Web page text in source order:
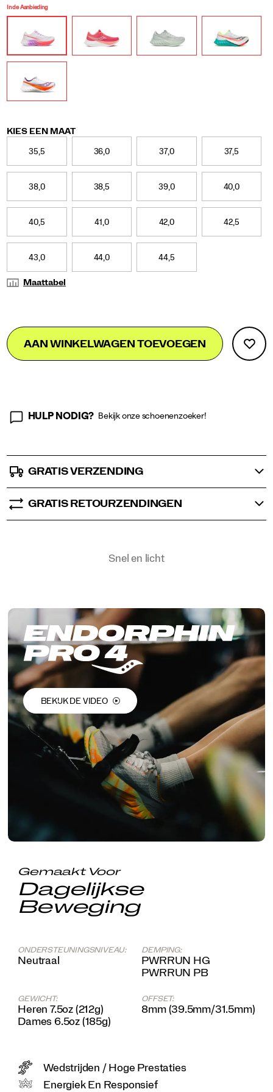
In de Aanbieding
Variations
KIES EEN MAAT
35,5 36,0 37,0 37,5
38,0 38,5 39,0 40,0
40,5 41,0 42,0 42,5
43,0 44,0 44,5
Maattabel
Product
Actions
Add
to
cart
false
AAN WINKELWAGEN TOEVOEGEN
HULP NODIG? Bekijk onze schoenenzoeker!
GRATIS VERZENDING
GRATIS RETOURZENDINGEN
Snel en licht
BEKIJK DE VIDEO
Gemaakt Voor
Dagelijkse
Beweging
ONDERSTEUNINGSNIVEAU:
Neutraal
DEMPING:
PWRRUN HG
PWRRUN PB
GEWICHT:
Heren 7.5oz (212g)
Dames 6.5oz (185g)
OFFSET:
8mm (39.5mm/31.5mm)
Wedstrijden / Hoge Prestaties
Energiek En Responsief